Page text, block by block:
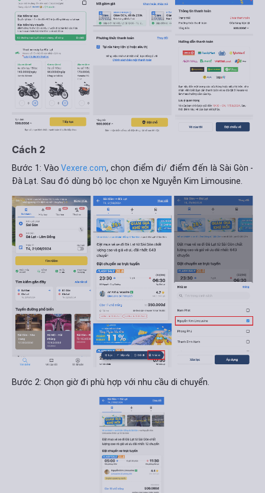
Cách 2
Bước 1: Vào Vexere.com, chọn điểm đi/ điểm đến là Sài Gòn -
Đà Lạt. Sau đó dùng bộ lọc chọn xe Nguyễn Kim Limousine.
Bước 2: Chọn giờ đi phù hợp với nhu cầu di chuyển.